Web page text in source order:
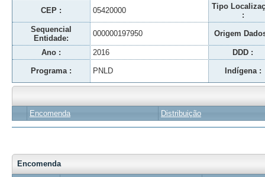
CEP : 05420000
Tipo
:
Sequencial
Entidade:
000000197950 Origem
Ano : 2016 DDD :
Programa : PNLD Indígena :
Encomenda Distribuição
Encomenda